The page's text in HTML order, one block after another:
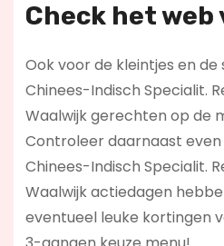
Check het web
Ook voor de kleintjes en
Chinees-Indisch Specialit.
Waalwijk gerechten op de
Controleer daarnaast
Chinees-Indisch Specialit.
Waalwijk actiedagen
eventueel leuke kortingen